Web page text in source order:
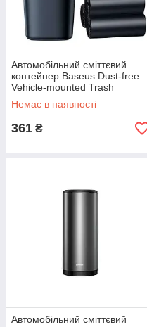
Автомобільний сміттєвий
контейнер Baseus Dust-free
Vehicle-mounted Trash
Can（TrashBag 3 roll/90）
Black
Немає в наявності
361 ₴
Автомобільний сміттєвий